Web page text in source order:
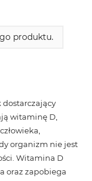
produktu.
witaminę D,
organizm nie jest
Witamina D
oraz zapobiega